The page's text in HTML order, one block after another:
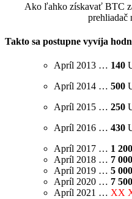
Ako ľahko získavať BTC
prehliadač
Takto sa postupne vyvíja
Apríl 2013 … 140
Apríl 2014 … 500
Apríl 2015 … 250
Apríl 2016 … 430
Apríl 2017 … 1 200
Apríl 2018 … 7 000
Apríl 2019 … 5 000
Apríl 2020 … 7 500
Apríl 2021 … XX